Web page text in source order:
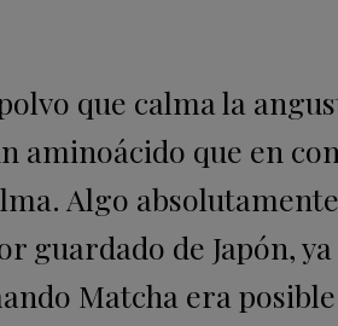
que calma la
aminoácido que en
Algo
guardado de Japón,
Matcha era